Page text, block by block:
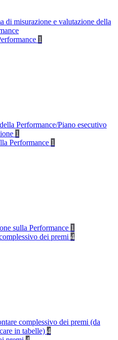
di misurazione e valutazione della
1
Performance/Piano esecutivo
1
Performance 1
sulla Performance 1
dei premi 4
complessivo dei premi (da
in tabelle) 4